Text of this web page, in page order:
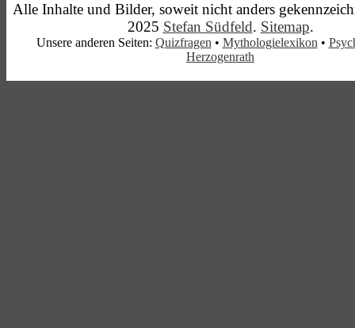
Alle Inhalte und Bilder, soweit nicht anders
2025 Stefan Südfeld. Sitemap.
Unsere anderen Seiten: Quizfragen • Mythologielexikon •
Herzogenrath